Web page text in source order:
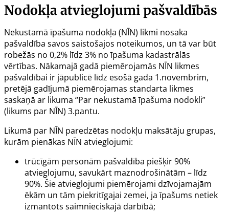
Nodokļa atvieglojumi pašvaldībās
Nekustamā īpašuma nodokļa (NĪN) likmi nosaka
pašvaldība savos saistošajos noteikumos, un tā var būt
robežās no 0,2% līdz 3% no īpašuma kadastrālās
vērtības. Nākamajā gadā piemērojamās NĪN likmes
pašvaldībai ir jāpublicē līdz esošā gada 1.novembrim,
pretējā gadījumā piemērojamas standarta likmes
saskaņā ar likuma “Par nekustamā īpašuma nodokli”
(likums par NĪN) 3.pantu.
Likumā par NĪN paredzētas nodokļu maksātāju grupas,
kurām pienākas NĪN atvieglojumi:
trūcīgām personām pašvaldība piešķir 90%
atvieglojumu, savukārt maznodrošinātām – līdz
90%. Šie atvieglojumi piemērojami dzīvojamajām
ēkām un tām piekritīgajai zemei, ja īpašums netiek
izmantots saimnieciskajā darbībā;